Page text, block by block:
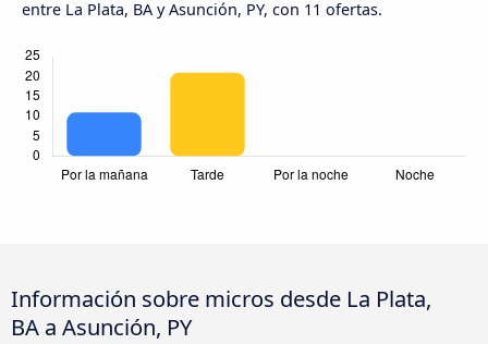
entre La Plata, BA y Asunción, PY, con 11 ofertas.
Información sobre micros desde La Plata,
BA a Asunción, PY